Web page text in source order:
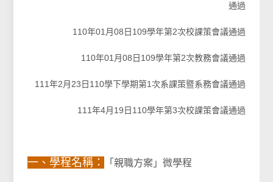
通過
110年01月08日109學年第2次校課策會議通過
110年01月08日109學年第2次教務會議通過
111年2月23日110學下學期第1次系課策暨系務會議通過
111年4月19日110學年第3次校課策會議通過
一、學程名稱： 「親職方案」微學程